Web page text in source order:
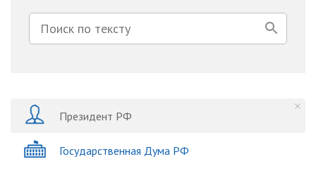
Президент РФ
Государственная Дума РФ